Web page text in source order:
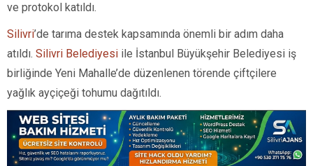
ve protokol katıldı.
Silivri’de tarıma destek kapsamında önemli bir adım daha
atıldı. Silivri Belediyesi ile İstanbul Büyükşehir Belediyesi iş
birliğinde Yeni Mahalle’de düzenlenen törende çiftçilere
yağlık ayçiçeği tohumu dağıtıldı.